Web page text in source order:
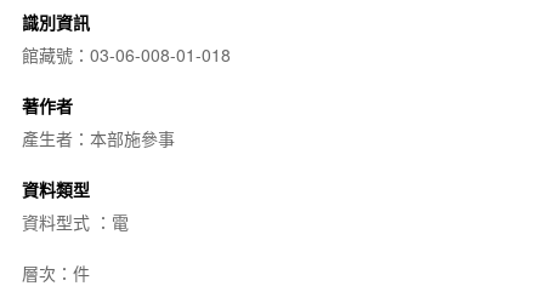
識別資訊
館藏號：03-06-008-01-018
著作者
產生者：本部施參事
資料類型
資料型式 ：電
層次：件